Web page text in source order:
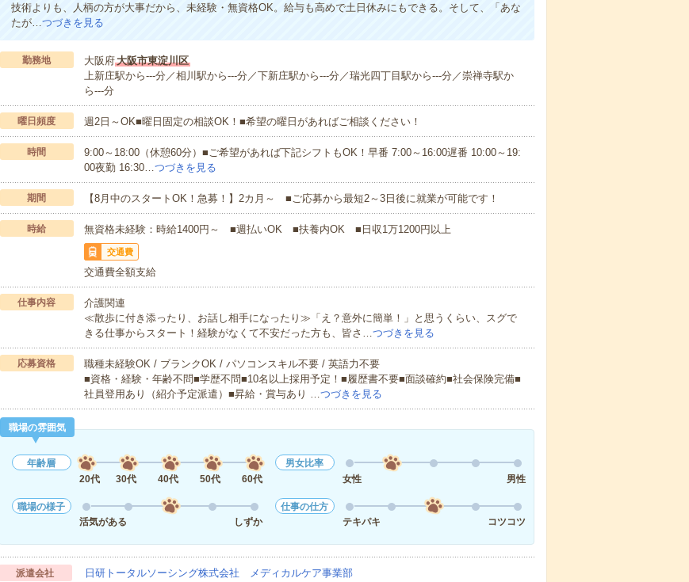
技術よりも、人柄の方が大事だから、未経験・無資格OK。給与も高めで土日休みにもできる。そして、「あな
たが…つづきを見る
勤務地 大阪府大阪市東淀川区
上新庄駅から---分／相川駅から---分／下新庄駅から---分／瑞光四丁目駅から---分／崇禅寺駅か
ら---分
曜日頻度 週2日～OK■曜日固定の相談OK！■希望の曜日があればご相談ください！
時間
9:00～18:00（休憩60分）■ご希望があれば下記シフトもOK！早番 7:00～16:00遅番 10:00～19:
00夜勤 16:30…つづきを見る
期間 【8月中のスタートOK！急募！】2カ月～ ■ご応募から最短2～3日後に就業が可能です！
時給 無資格未経験：時給1400円～ ■週払いOK ■扶養内OK ■日収1万1200円以上
交通費
交通費全額支給
仕事内容
介護関連
≪散歩に付き添ったり、お話し相手になったり≫「え？意外に簡単！」と思うくらい、スグで
きる仕事からスタート！経験がなくて不安だった方も、皆さ…つづきを見る
応募資格
職種未経験OK / ブランクOK / パソコンスキル不要 / 英語力不要
■資格・経験・年齢不問■学歴不問■10名以上採用予定！■履歴書不要■面談確約■社会保険完備■
社員登用あり（紹介予定派遣）■昇給・賞与あり …つづきを見る
職場の雰囲気
年齢層
20代
30代 40代 50代 60代
男女比率
女性
男性
職場の様子
活気がある
しずか
仕事の仕方
テキパキ
コツコツ
派遣会社 日研トータルソーシング株式会社 メディカルケア事業部